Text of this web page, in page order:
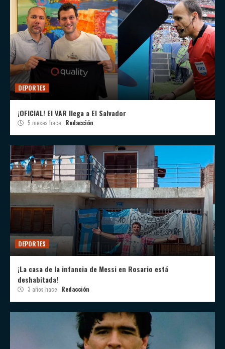
DEPORTES
¡OFICIAL! El VAR llega a El Salvador
5 meses hace Redacción
DEPORTES
¡La casa de la infancia de Messi en Rosario está
deshabitada!
3 años hace Redacción